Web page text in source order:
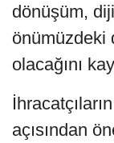
dönüşüm,
önümüzdeki
olacağını
açısından